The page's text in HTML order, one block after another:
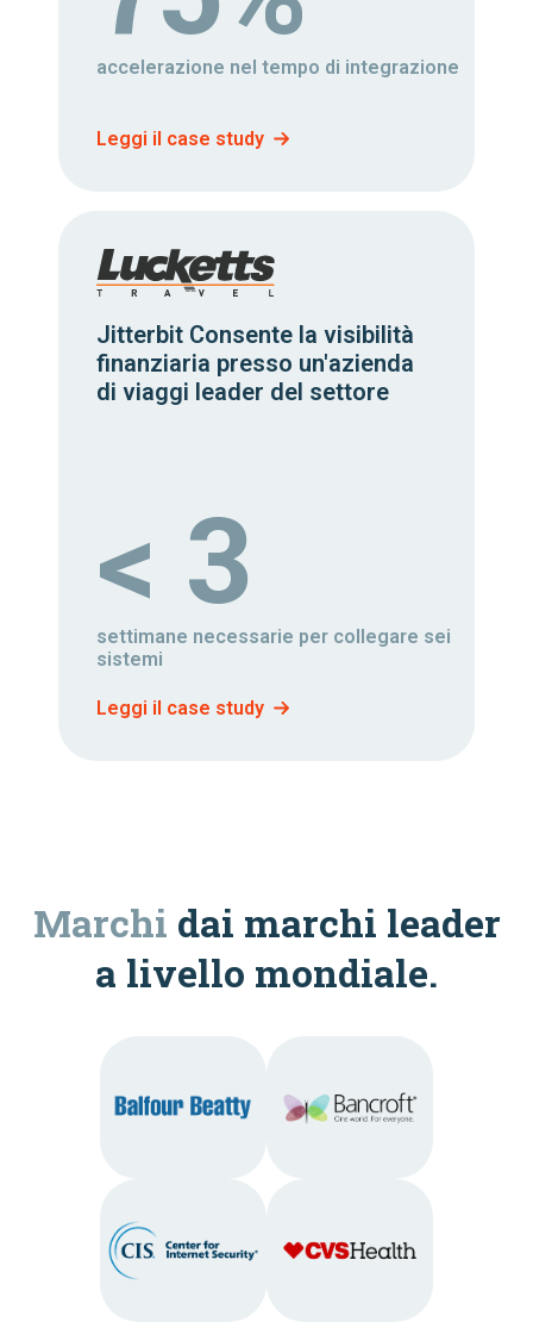
accelerazione nel tempo di integrazione
Leggi il case study
Jitterbit Consente la visibilità
finanziaria presso un'azienda
di viaggi leader del settore
< 3
settimane necessarie per collegare sei
sistemi
Leggi il case study
Marchi dai marchi leader
a livello mondiale.